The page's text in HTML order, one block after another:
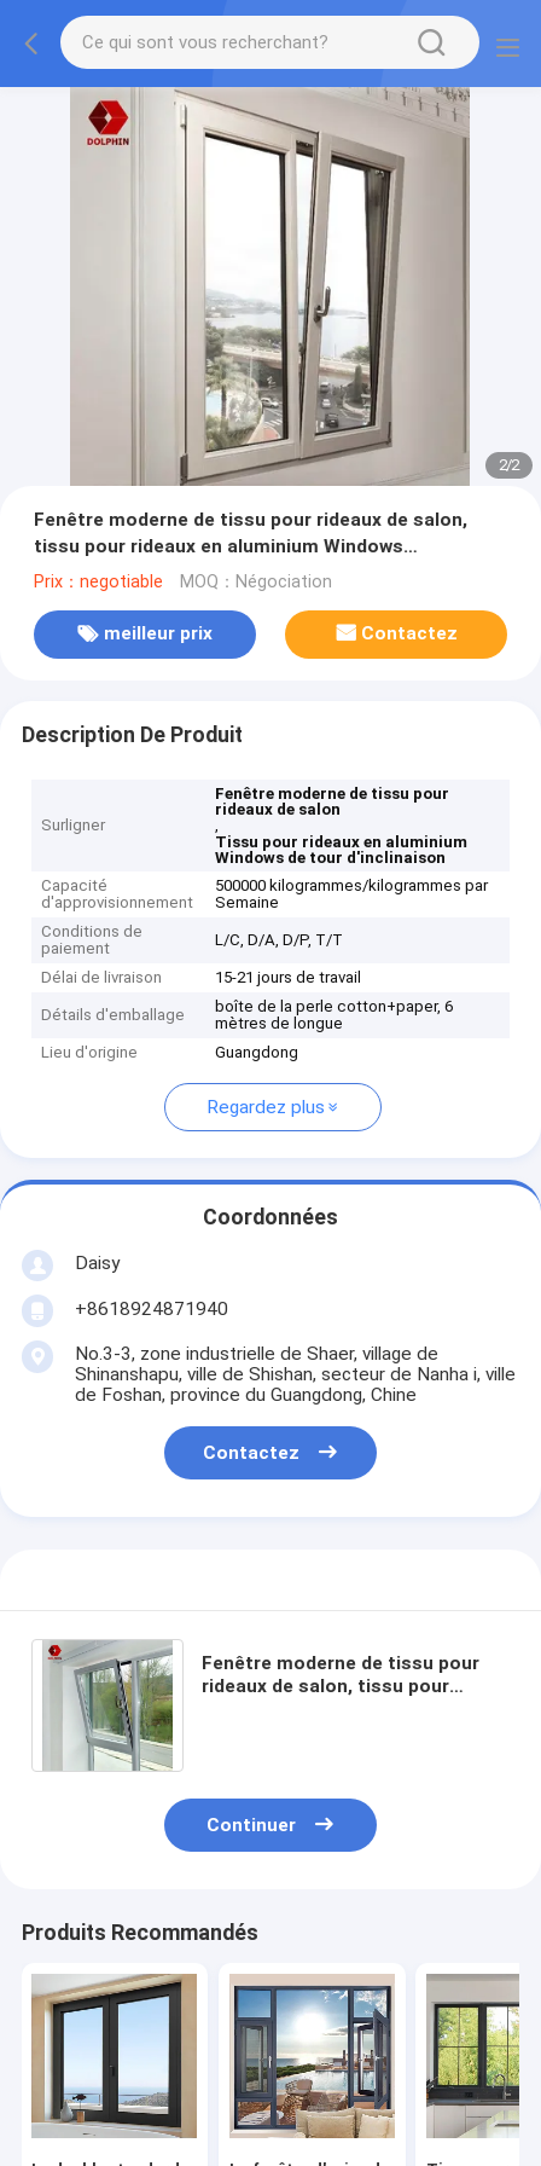
2/2
Fenêtre moderne de tissu pour rideaux de salon,
tissu pour rideaux en aluminium Windows
d'inclinaison de tour
Prix：negotiable MOQ：Négociation
meilleur prix Contactez
Description De Produit
Surligner
Fenêtre moderne de tissu pour
rideaux de salon
,
Tissu pour rideaux en aluminium
Windows de tour d'inclinaison
Capacité
d'approvisionnement
500000 kilogrammes/kilogrammes par
Semaine
Conditions de
paiement
L/C, D/A, D/P, T/T
Délai de livraison 15-21 jours de travail
Détails d'emballage
boîte de la perle cotton+paper, 6
mètres de longue
Lieu d'origine
Guangdong
Regardez plus
Coordonnées
Daisy
+8618924871940
No.3-3, zone industrielle de Shaer, village de
Shinanshapu, ville de Shishan, secteur de Nanha i, ville
de Foshan, province du Guangdong, Chine
Contactez
Fenêtre moderne de tissu pour
rideaux de salon, tissu pour
Continuer
Produits Recommandés